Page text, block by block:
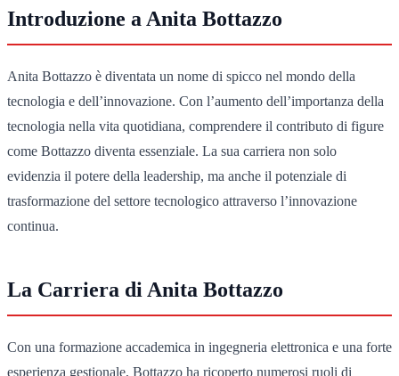
Introduzione a Anita Bottazzo
Anita Bottazzo è diventata un nome di spicco nel mondo della
tecnologia e dell’innovazione. Con l’aumento dell’importanza della
tecnologia nella vita quotidiana, comprendere il contributo di figure
come Bottazzo diventa essenziale. La sua carriera non solo
evidenzia il potere della leadership, ma anche il potenziale di
trasformazione del settore tecnologico attraverso l’innovazione
continua.
La Carriera di Anita Bottazzo
Con una formazione accademica in ingegneria elettronica e una forte
esperienza gestionale, Bottazzo ha ricoperto numerosi ruoli di